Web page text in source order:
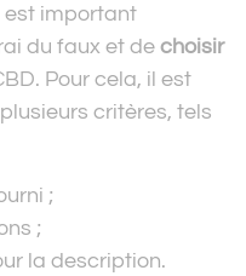
est important
du faux et de choisir
Pour cela, il est
critères, tels
;
;
la description.